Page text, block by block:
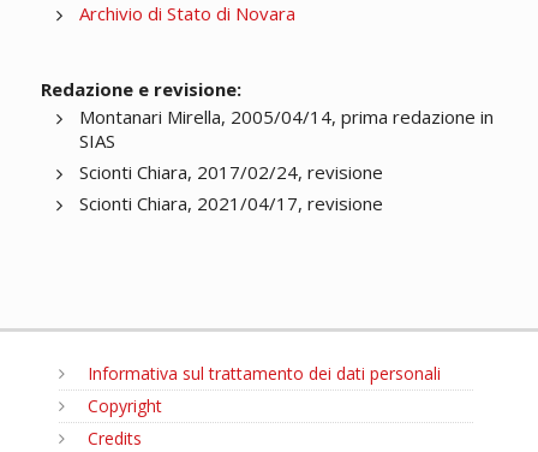
Archivio di Stato di Novara
Redazione e revisione:
Montanari Mirella, 2005/04/14, prima redazione in
SIAS
Scionti Chiara, 2017/02/24, revisione
Scionti Chiara, 2021/04/17, revisione
Informativa sul trattamento dei dati personali
Copyright
Credits